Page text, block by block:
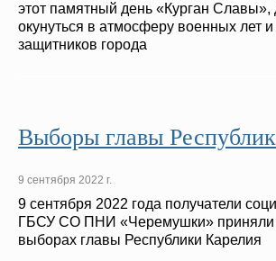
этот памятный день «Курган Славы»,
окунуться в атмосферу военных лет и
защитников города
Выборы главы
9 сентября 2022 г.
9 сентября 2022 года получатели
ГБСУ СО ПНИ «Черемушки» приняли
выборах главы Республики Карелия